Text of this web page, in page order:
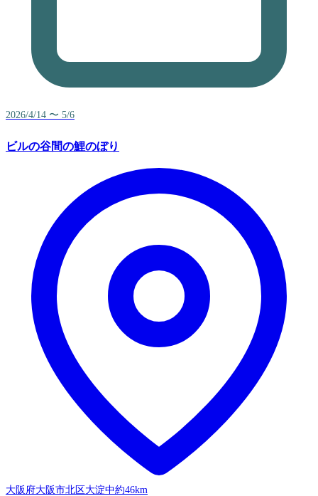
2026/4/14 〜 5/6
ビルの谷間の鯉のぼり
大阪府大阪市北区大淀中約46km